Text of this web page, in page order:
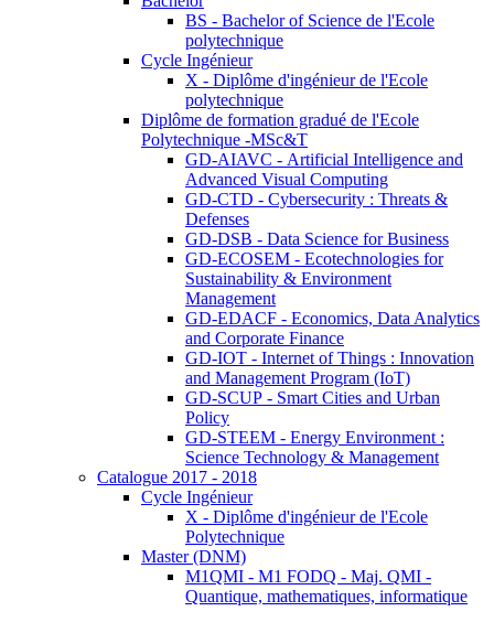
BS - Bachelor of Science de l'Ecole
polytechnique
Cycle Ingénieur
X - Diplôme d'ingénieur de l'Ecole
polytechnique
Diplôme de formation gradué de l'Ecole
Polytechnique -MSc&T
GD-AIAVC - Artificial Intelligence and
Advanced Visual Computing
GD-CTD - Cybersecurity : Threats &
Defenses
GD-DSB - Data Science for Business
GD-ECOSEM - Ecotechnologies for
Sustainability & Environment
Management
GD-EDACF - Economics, Data Analytics
and Corporate Finance
GD-IOT - Internet of Things : Innovation
and Management Program (IoT)
GD-SCUP - Smart Cities and Urban
Policy
GD-STEEM - Energy Environment :
Science Technology & Management
Catalogue 2017 - 2018
Cycle Ingénieur
X - Diplôme d'ingénieur de l'Ecole
Polytechnique
Master (DNM)
M1QMI - M1 FODQ - Maj. QMI -
Quantique, mathematiques, informatique